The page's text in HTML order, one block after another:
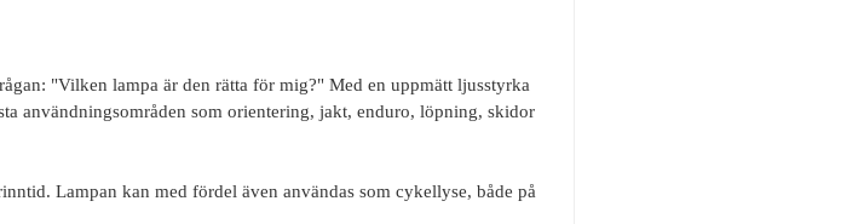
"Vilken lampa är den rätta för mig?" Med en uppmätt ljusstyrka
användningsområden som orientering, jakt, enduro, löpning, skidor
Lampan kan med fördel även användas som cykellyse, både på